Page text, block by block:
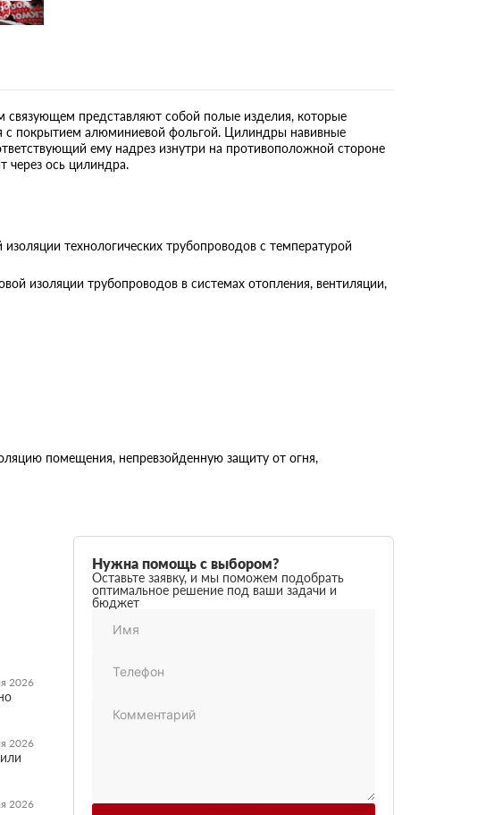
представляют собой полые изделия, которые
с покрытием алюминиевой фольгой. Цилиндры навивные
ему надрез изнутри на противоположной стороне
через ось цилиндра.
технологических трубопроводов с температурой
изоляции трубопроводов в системах отопления, вентиляции,
помещения, непревзойденную защиту от огня,
2026
2026
2026
Нужна помощь с выбором?
Оставьте заявку, и мы поможем подобрать
оптимальное решение под ваши задачи и
бюджет